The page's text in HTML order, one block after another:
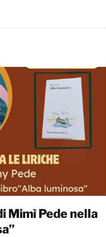
Mimì Pede nella